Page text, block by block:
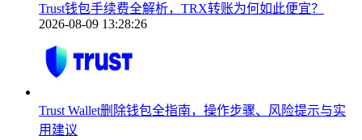
Trust钱包手续费全解析，TRX转账为何如此便宜？
2026-08-09 13:28:26
Trust Wallet删除钱包全指南，操作步骤、风险提示与实
用建议